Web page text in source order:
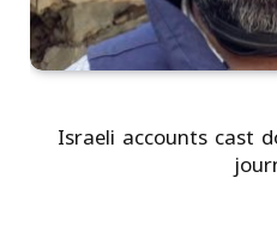
Israeli accounts cast